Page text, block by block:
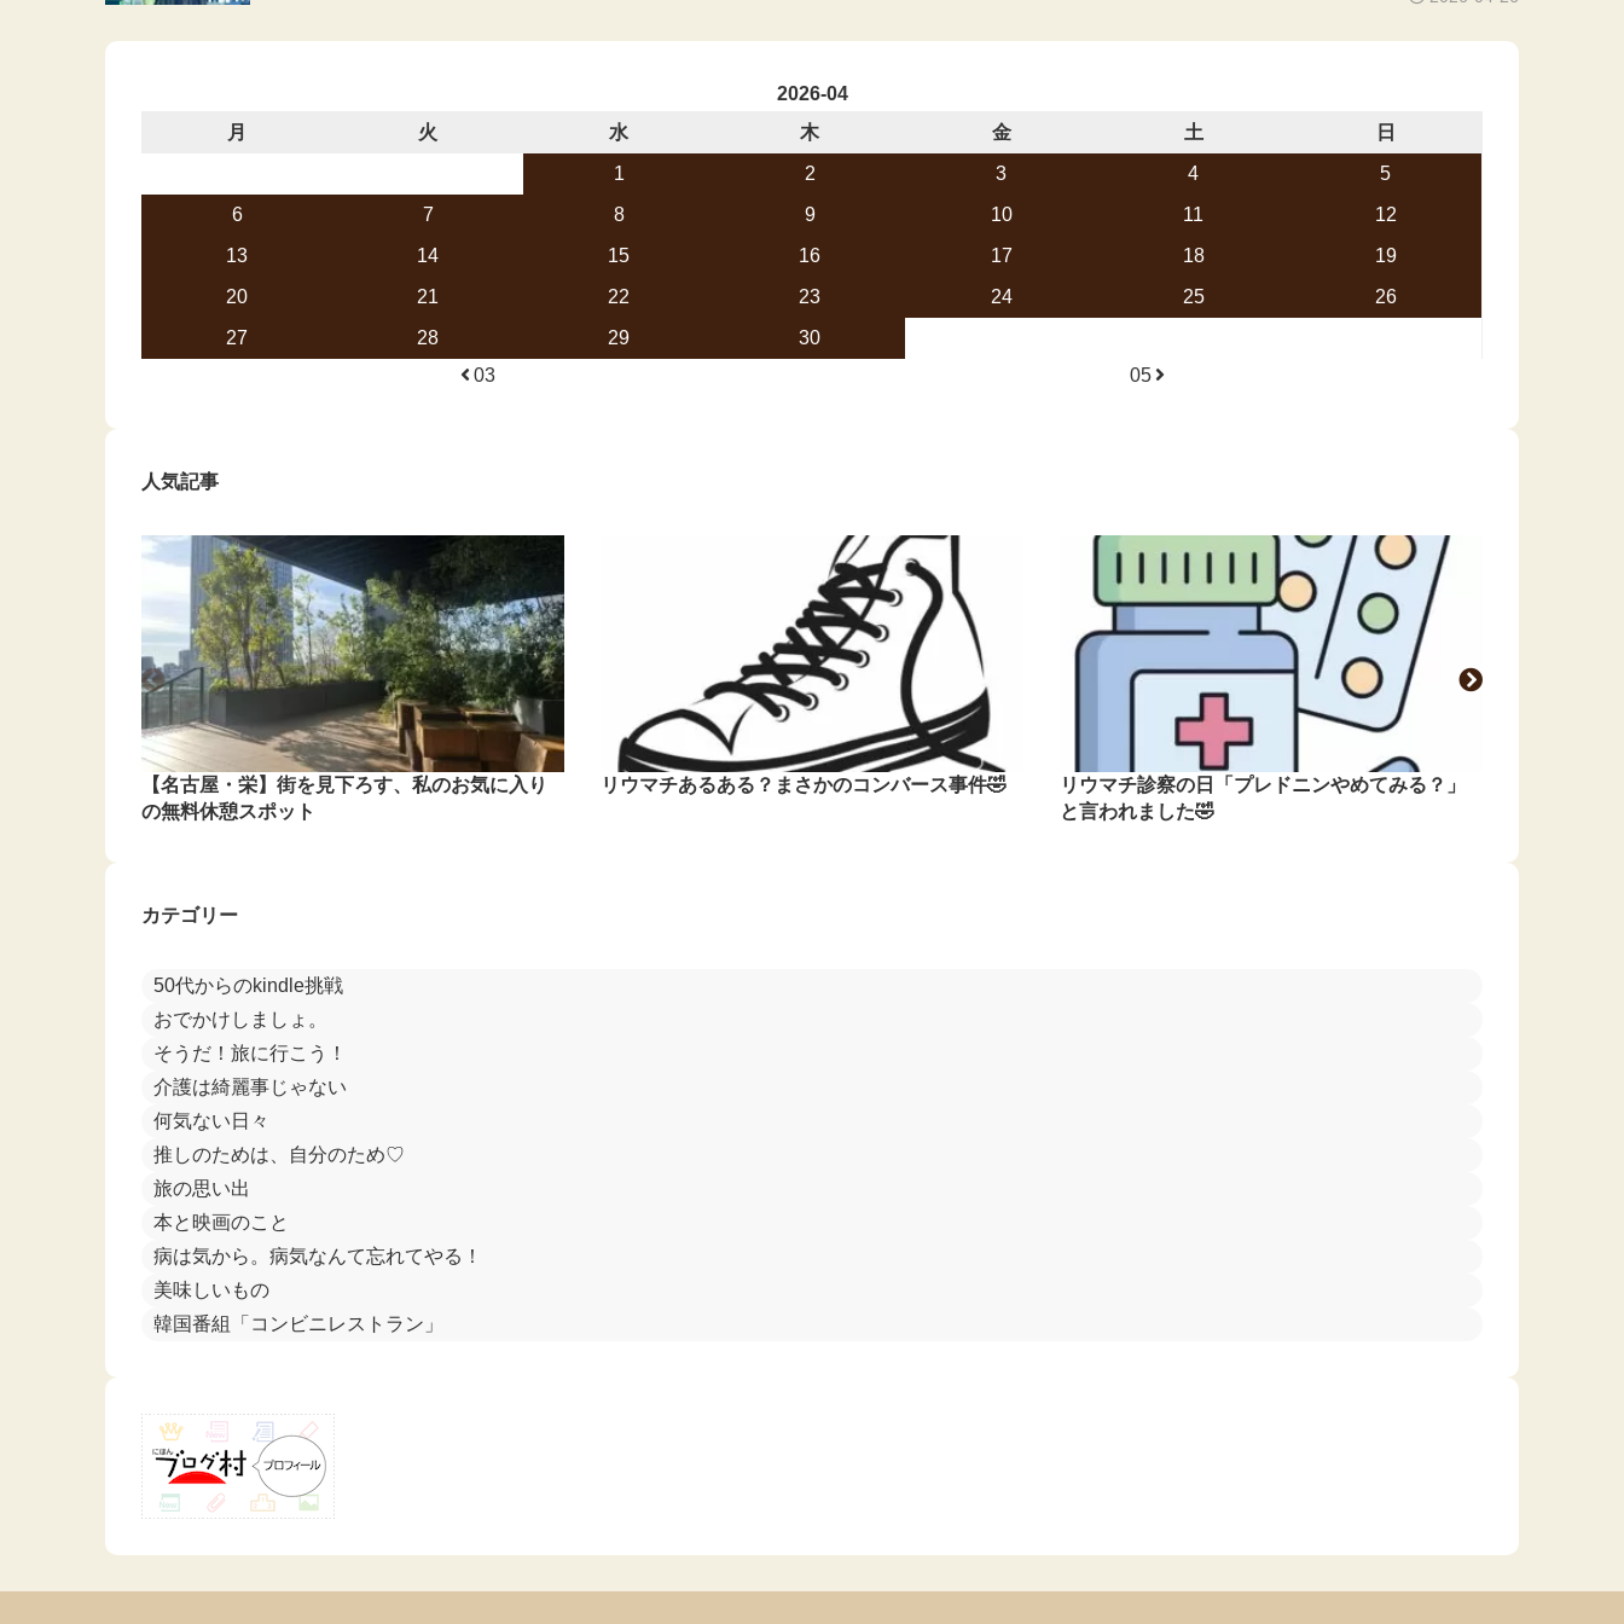
2026-04
月
火 水 木 金 土
日
1
2 3 4
5
6
7 8 9 10 11
12
13
14 15 16 17 18
19
20
21 22 23 24 25
26
27
28 29
30
03
05
人気記事
【名古屋・栄】街を見下ろす、私のお気に入り
の無料休憩スポット
リウマチあるある？まさかのコンバース事件🤣
リウマチ診察の日「プレドニンやめてみる？」
と言われました🤣
カテゴリー
50代からのkindle挑戦
おでかけしましょ。
そうだ！旅に行こう！
介護は綺麗事じゃない
何気ない日々
推しのためは、自分のため♡
旅の思い出
本と映画のこと
病は気から。病気なんて忘れてやる！
美味しいもの
韓国番組「コンビニレストラン」